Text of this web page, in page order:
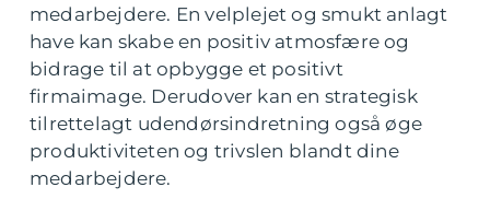
medarbejdere. En velplejet og smukt anlagt
have kan skabe en positiv atmosfære og
bidrage til at opbygge et positivt
firmaimage. Derudover kan en strategisk
tilrettelagt udendørsindretning også øge
produktiviteten og trivslen blandt dine
medarbejdere.